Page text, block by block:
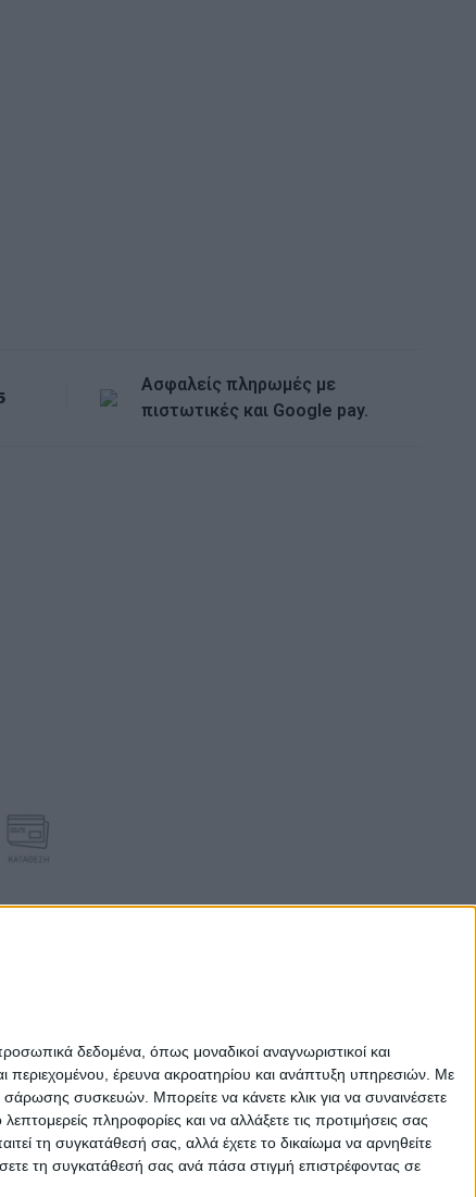
δεδομένα, όπως μοναδικοί αναγνωριστικοί και
περιεχομένου, έρευνα ακροατηρίου και ανάπτυξη υπηρεσιών. Με
συσκευών. Μπορείτε να κάνετε κλικ για να συναινέσετε
πληροφορίες και να αλλάξετε τις προτιμήσεις σας
τη συγκατάθεσή σας, αλλά έχετε το δικαίωμα να αρνηθείτε
τη συγκατάθεσή σας ανά πάσα στιγμή επιστρέφοντας σε
Ασφαλείς πληρωμές με
πιστωτικές και Google pay.